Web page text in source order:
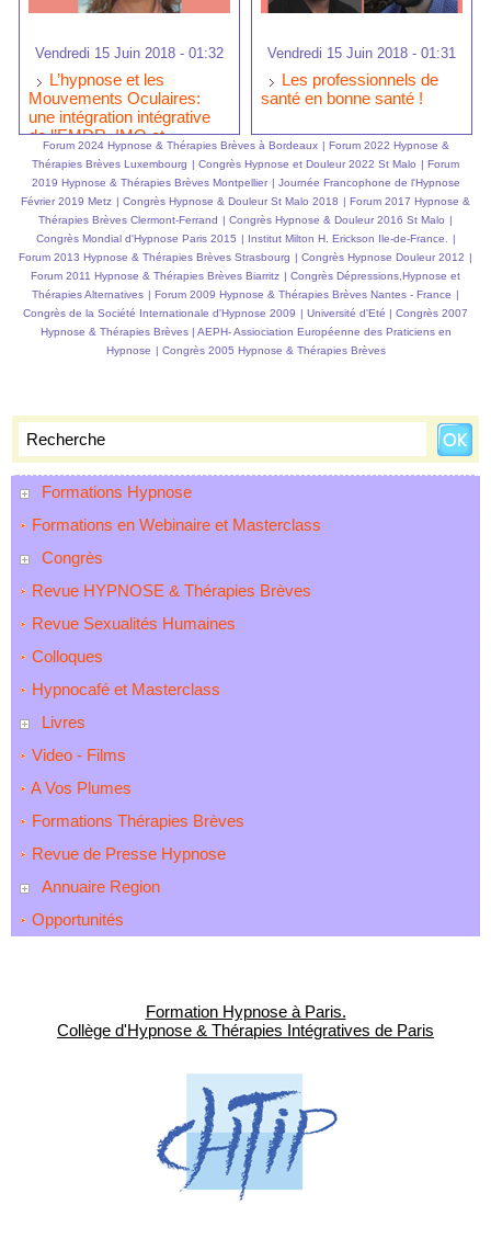
Formations Hypnose
Formations en Webinaire et Masterclass
Congrès
Revue HYPNOSE & Thérapies Brèves
Revue Sexualités Humaines
Colloques
Hypnocafé et Masterclass
Livres
Video - Films
A Vos Plumes
Formations Thérapies Brèves
Revue de Presse Hypnose
Annuaire Region
Opportunités
Formation Hypnose à Paris.
Collège d'Hypnose & Thérapies Intégratives de Paris
Vendredi 15 Juin 2018 - 01:32
L’hypnose et les
Mouvements Oculaires:
une intégration intégrative
de l’EMDR, IMO et
l'hypnose ericksonienne
Vendredi 15 Juin 2018 - 01:31
Les professionnels de
santé en bonne santé !
Forum 2024 Hypnose & Thérapies Brèves à Bordeaux | Forum 2022 Hypnose &
Thérapies Brèves Luxembourg | Congrès Hypnose et Douleur 2022 St Malo | Forum
2019 Hypnose & Thérapies Brèves Montpellier | Journée Francophone de l'Hypnose
Février 2019 Metz | Congrès Hypnose & Douleur St Malo 2018 | Forum 2017 Hypnose &
Thérapies Brèves Clermont-Ferrand | Congrès Hypnose & Douleur 2016 St Malo |
Congrès Mondial d'Hypnose Paris 2015 | Institut Milton H. Erickson Ile-de-France. |
Forum 2013 Hypnose & Thérapies Brèves Strasbourg | Congrès Hypnose Douleur 2012 |
Forum 2011 Hypnose & Thérapies Brèves Biarritz | Congrès Dépressions,Hypnose et
Thérapies Alternatives | Forum 2009 Hypnose & Thérapies Brèves Nantes - France |
Congrès de la Société Internationale d'Hypnose 2009 | Université d'Eté | Congrès 2007
Hypnose & Thérapies Brèves | AEPH- Assiociation Européenne des Praticiens en
Hypnose | Congrès 2005 Hypnose & Thérapies Brèves